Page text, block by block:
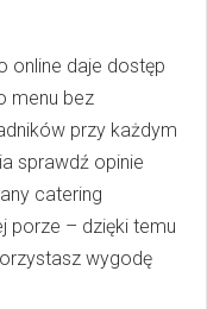
online daje dostęp
menu bez
przy każdym
sprawdź opinie
catering
porze – dzięki temu
wygodę